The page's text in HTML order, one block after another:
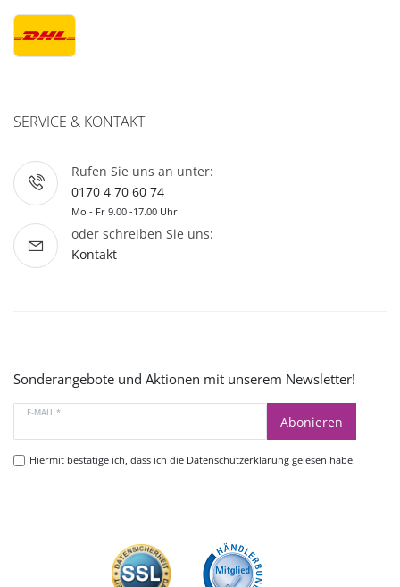
SERVICE & KONTAKT
Rufen Sie uns an unter:
0170 4 70 60 74
Mo - Fr 9.00 -17.00 Uhr
oder schreiben Sie uns:
Kontakt
Sonderangebote und Aktionen mit unserem Newsletter!
E-MAIL *
Abonieren
Hiermit bestätige ich, dass ich die Datenschutzerklärunggelesen habe.